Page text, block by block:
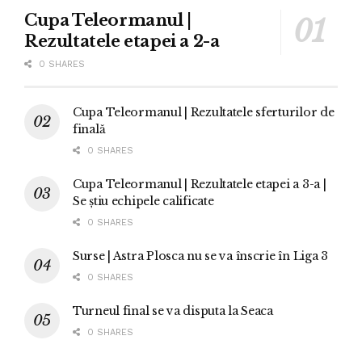
Cupa Teleormanul |
Rezultatele etapei a 2-a
0 SHARES
Cupa Teleormanul | Rezultatele sferturilor de
finală
0 SHARES
Cupa Teleormanul | Rezultatele etapei a 3-a |
Se știu echipele calificate
0 SHARES
Surse | Astra Plosca nu se va înscrie în Liga 3
0 SHARES
Turneul final se va disputa la Seaca
0 SHARES